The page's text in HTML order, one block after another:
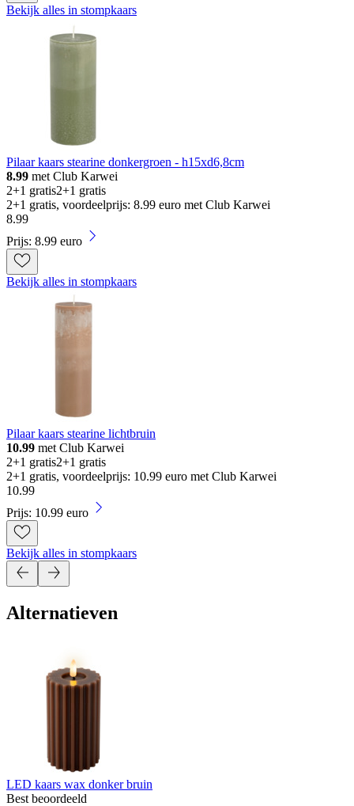
Bekijk alles in stompkaars
Pilaar kaars stearine donkergroen - h15xd6,8cm
8.99 met Club Karwei
2+1 gratis2+1 gratis
2+1 gratis, voordeelprijs: 8.99 euro met Club Karwei
8.99
Prijs: 8.99 euro
Bekijk alles in stompkaars
Pilaar kaars stearine lichtbruin
10.99 met Club Karwei
2+1 gratis2+1 gratis
2+1 gratis, voordeelprijs: 10.99 euro met Club Karwei
10.99
Prijs: 10.99 euro
Bekijk alles in stompkaars
Alternatieven
LED kaars wax donker bruin
Best beoordeeld